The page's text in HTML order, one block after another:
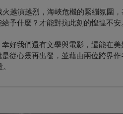
越演越烈，海峽危機的緊繃氛圍
予什麼？才能對抗此刻的惶惶不安
好我們還有文學與電影，還能在
從心靈再出發，並藉由兩位跨界作